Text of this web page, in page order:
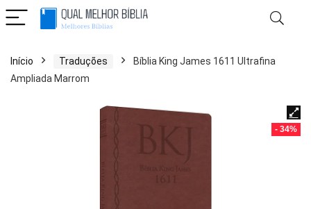
Início Traduções
Bíblia King James 1611 Ultrafina
Ampliada Marrom
- 34%